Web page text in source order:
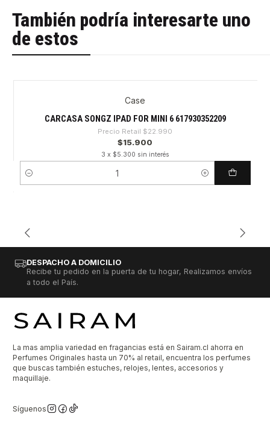
También podría interesarte uno
de estos
Case
CARCASA SONGZ IPAD FOR MINI 6 617930352209
Precio Retail $22.990
$15.900
3 x $5.300 sin interés
Cantidad
DESPACHO A DOMICILIO
Recibe tu pedido en la puerta de tu hogar, Realizamos envíos
a todo el País.
La mas amplia variedad en fragancias está en Sairam.cl ahorra en
Perfumes Originales hasta un 70% al retail, encuentra los perfumes
que buscas también estuches, relojes, lentes, accesorios y
maquillaje.
Síguenos